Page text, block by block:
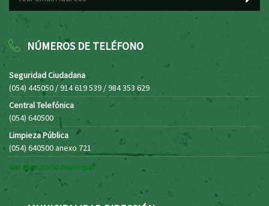
NÚMEROS DE TELÉFONO
Seguridad Ciudadana
(054) 445050 / 914 619 539 / 984 353 629
Central Telefónica
(054) 640500
Limpieza Pública
(054) 640500 anexo 721
Ver directorio municipal